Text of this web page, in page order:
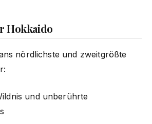
Hokkaido
nördlichste und zweitgrößte
und unberührte